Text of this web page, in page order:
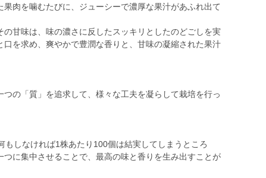
肉を噛むたびに、ジューシーで濃厚な果汁があふれ出て
の甘味は、味の濃さに反したスッキリとしたのどごしを実
を求め、爽やかで豊潤な香りと、甘味の凝縮された果汁
の「質」を追求して、様々な工夫を凝らして栽培を行っ
もしなければ1株あたり100個は結実してしまうところ
に集中させることで、最高の味と香りを生み出すことが